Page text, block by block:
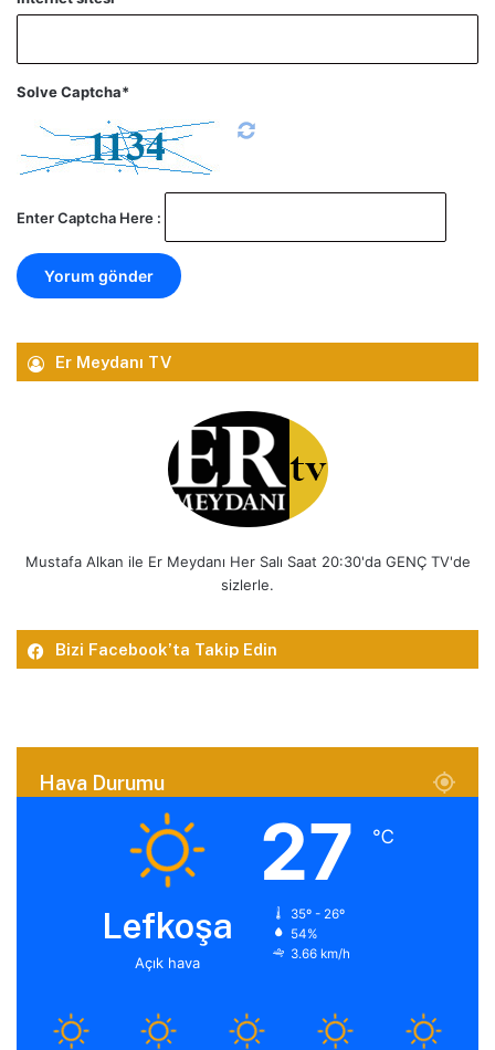
Solve Captcha*
Enter Captcha Here :
Er Meydanı TV
Mustafa Alkan ile Er Meydanı Her Salı Saat 20:30'da GENÇ TV'de
sizlerle.
Bizi Facebook’ta Takip Edin
Hava Durumu
Lefkoşa
Açık hava
27 ℃
35º - 26º
54%
3.66 km/h